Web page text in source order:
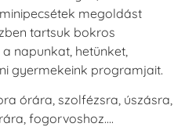
megoldást
tartsuk bokros
napunkat, hetünket,
gyermekeink programjait.
órára, szolfézsra, úszásra,
fogorvoshoz….